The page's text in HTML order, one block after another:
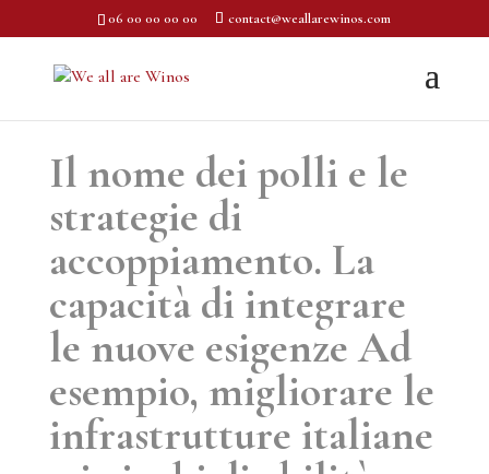
06 00 00 00 00 contact@weallarewinos.com
Il nome dei polli e le
strategie di
accoppiamento. La
capacità di integrare
le nuove esigenze Ad
esempio, migliorare le
infrastrutture italiane